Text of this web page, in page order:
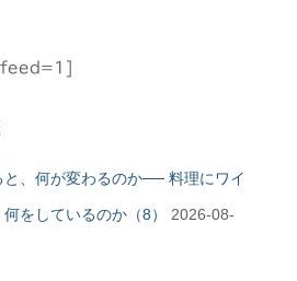
、何が変わるのか── 料理にワイ
をしているのか（8） 2026-08-